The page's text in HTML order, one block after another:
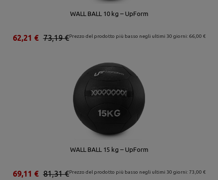
WALL BALL 10 kg – UpForm
Prezzo del prodotto più basso negli ultimi 30 giorni: 66,00 €
73,19 €
62,21 €
WALL BALL 15 kg – UpForm
Prezzo del prodotto più basso negli ultimi 30 giorni: 73,00 €
81,31 €
69,11 €